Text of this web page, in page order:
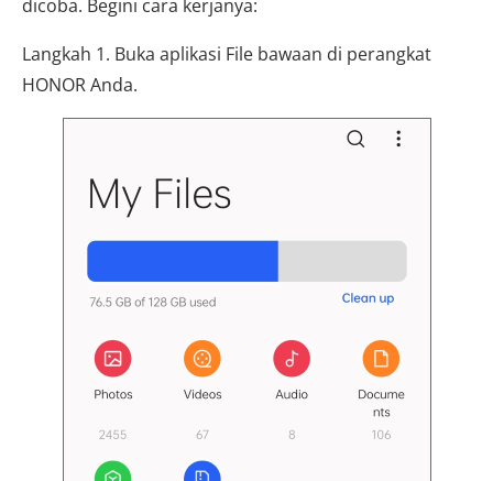
dicoba. Begini cara kerjanya:
Langkah 1. Buka aplikasi File bawaan di perangkat
HONOR Anda.